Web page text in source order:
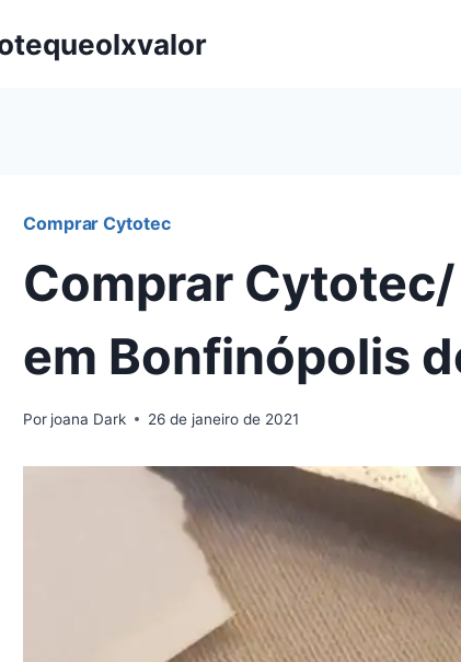
Comprar Cytotec
Comprar
em Bonfinópolis
Por joana Dark 26 de janeiro de 2021